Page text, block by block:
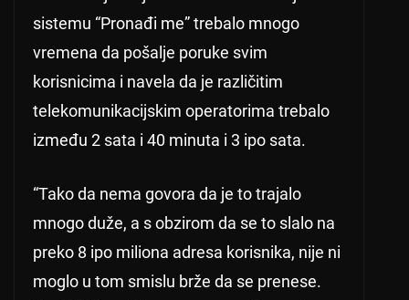
sistemu “Pronađi me” trebalo mnogo
vremena da pošalje poruke svim
korisnicima i navela da je različitim
telekomunikacijskim operatorima trebalo
između 2 sata i 40 minuta i 3 ipo sata.
“Tako da nema govora da je to trajalo
mnogo duže, a s obzirom da se to slalo na
preko 8 ipo miliona adresa korisnika, nije ni
moglo u tom smislu brže da se prenese.